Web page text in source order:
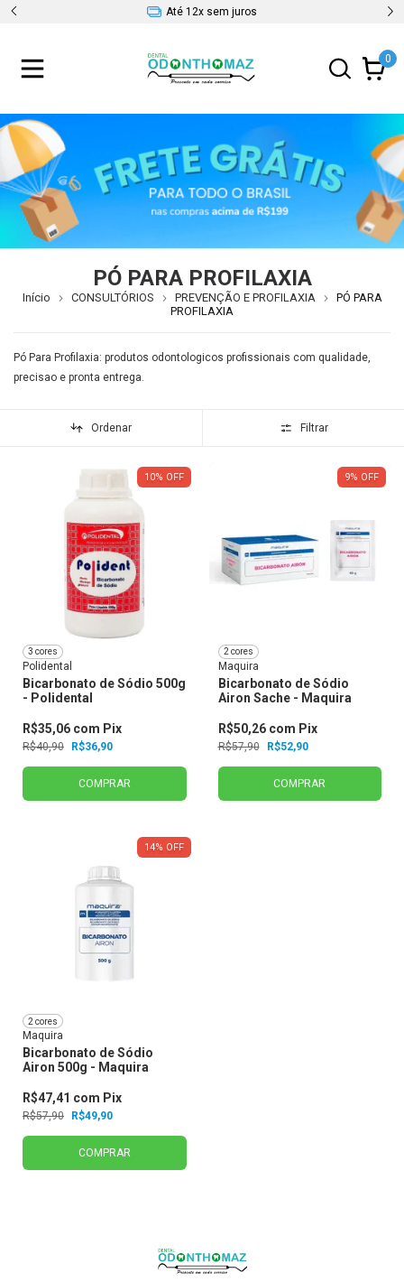
Até 12x sem juros
0
PÓ PARA PROFILAXIA
Início CONSULTÓRIOS PREVENÇÃO E PROFILAXIA
PÓ PARA
PROFILAXIA
Pó Para Profilaxia: produtos odontologicos profissionais com qualidade,
precisao e pronta entrega.
Ordenar Filtrar
10% OFF
3 cores
Polidental
Bicarbonato de Sódio 500g
- Polidental
R$40,90 R$36,90
R$35,06 com Pix
COMPRAR
9% OFF
2 cores
Maquira
Bicarbonato de Sódio
Airon Sache - Maquira
R$57,90 R$52,90
R$50,26 com Pix
COMPRAR
14% OFF
2 cores
Maquira
Bicarbonato de Sódio
Airon 500g - Maquira
R$57,90 R$49,90
R$47,41 com Pix
COMPRAR